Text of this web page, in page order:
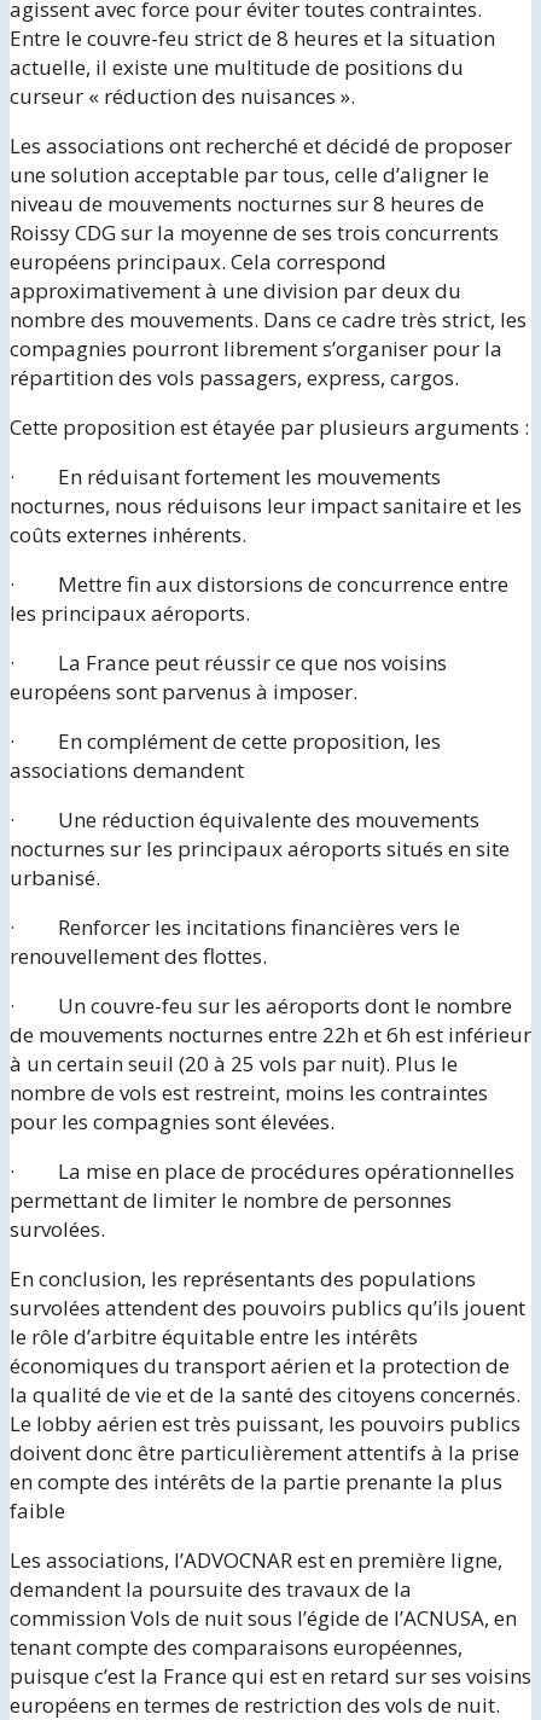
agissent avec force pour éviter toutes contraintes.
Entre le couvre-feu strict de 8 heures et la situation
actuelle, il existe une multitude de positions du
curseur « réduction des nuisances ».
Les associations ont recherché et décidé de proposer
une solution acceptable par tous, celle d’aligner le
niveau de mouvements nocturnes sur 8 heures de
Roissy CDG sur la moyenne de ses trois concurrents
européens principaux. Cela correspond
approximativement à une division par deux du
nombre des mouvements. Dans ce cadre très strict, les
compagnies pourront librement s’organiser pour la
répartition des vols passagers, express, cargos.
Cette proposition est étayée par plusieurs arguments :
· En réduisant fortement les mouvements
nocturnes, nous réduisons leur impact sanitaire et les
coûts externes inhérents.
· Mettre fin aux distorsions de concurrence entre
les principaux aéroports.
· La France peut réussir ce que nos voisins
européens sont parvenus à imposer.
· En complément de cette proposition, les
associations demandent
· Une réduction équivalente des mouvements
nocturnes sur les principaux aéroports situés en site
urbanisé.
· Renforcer les incitations financières vers le
renouvellement des flottes.
· Un couvre-feu sur les aéroports dont le nombre
de mouvements nocturnes entre 22h et 6h est inférieur
à un certain seuil (20 à 25 vols par nuit). Plus le
nombre de vols est restreint, moins les contraintes
pour les compagnies sont élevées.
· La mise en place de procédures opérationnelles
permettant de limiter le nombre de personnes
survolées.
En conclusion, les représentants des populations
survolées attendent des pouvoirs publics qu’ils jouent
le rôle d’arbitre équitable entre les intérêts
économiques du transport aérien et la protection de
la qualité de vie et de la santé des citoyens concernés.
Le lobby aérien est très puissant, les pouvoirs publics
doivent donc être particulièrement attentifs à la prise
en compte des intérêts de la partie prenante la plus
faible
Les associations, l’ADVOCNAR est en première ligne,
demandent la poursuite des travaux de la
commission Vols de nuit sous l’égide de l’ACNUSA, en
tenant compte des comparaisons européennes,
puisque c’est la France qui est en retard sur ses voisins
européens en termes de restriction des vols de nuit.